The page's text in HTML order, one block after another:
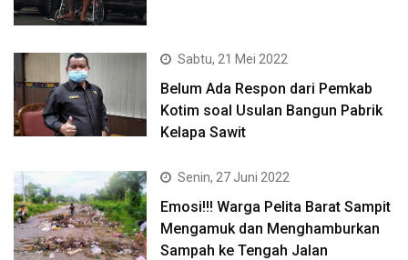
Sabtu, 21 Mei 2022
Belum Ada Respon dari Pemkab
Kotim soal Usulan Bangun Pabrik
Kelapa Sawit
Senin, 27 Juni 2022
Emosi!!! Warga Pelita Barat Sampit
Mengamuk dan Menghamburkan
Sampah ke Tengah Jalan